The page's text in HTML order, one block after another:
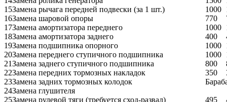
15Замена рычага передней подвески (за 1 шт.) 1000
16Замена шаровой опоры 770
17Замена амортизатора переднего 1000
18Замена амортизатора заднего 400
19Замена подшипника опорного 1000
20Замена переднего ступичного подшипника 1000
21Замена заднего ступичного подшипника 800
22Замена передних тормозных накладок 350
23Замена задних тормозных колодок
24Замена глушителя
25Замена рулевой тяги (требуется сход-развал) 495